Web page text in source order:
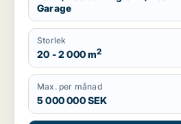
Garage
Storlek
20 - 2 000 m2
Max. per månad
5 000 000 SEK